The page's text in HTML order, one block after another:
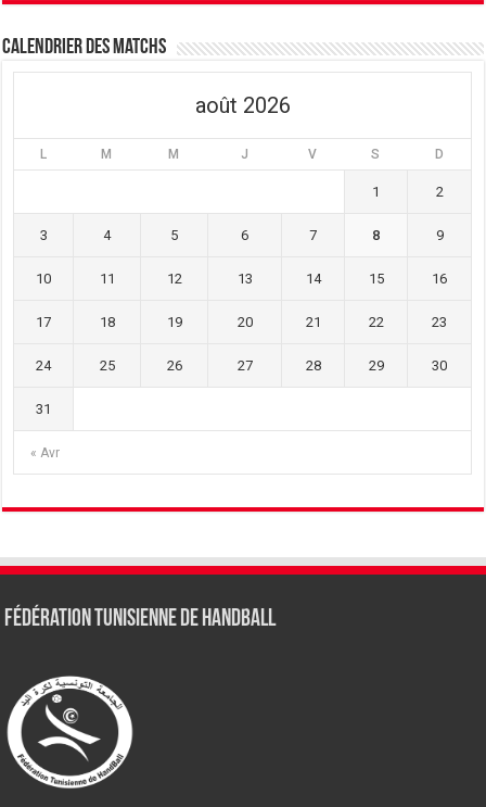
Calendrier des matchs
août 2026
L M M J V S D
« Avr
1 2
3 4 5 6 7 8 9
10 11 12 13 14 15 16
17 18 19 20 21 22 23
24 25 26 27 28 29 30
31
Fédération tunisienne de Handball